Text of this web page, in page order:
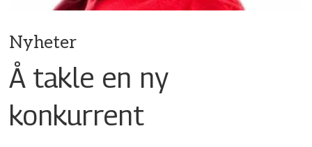
Nyheter
Å takle en ny
konkurrent